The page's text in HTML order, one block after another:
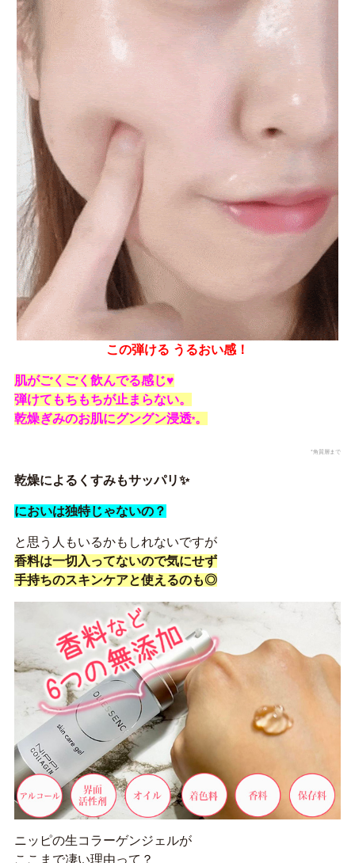
この弾ける うるおい感！
肌がごくごく飲んでる感じ♥
弾けてもちもちが止まらない。
乾燥ぎみのお肌にグングン浸透*。
*角質層まで
乾燥によるくすみもサッパリ✨
においは独特じゃないの？
と思う人もいるかもしれないですが
香料は一切入ってないので気にせず
手持ちのスキンケアと使えるのも◎
ニッピの生コラーゲンジェルが
ここまで凄い理由って？